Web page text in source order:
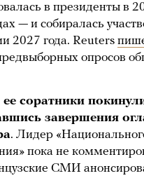
в президенты в
— и собиралась
2027 года. Reuters
опросов
соратники
завершения
. Лидер
пока не
СМИ